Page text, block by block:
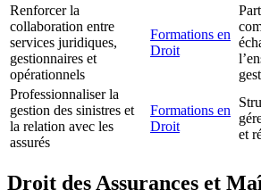
Renforcer la
collaboration entre
services juridiques,
gestionnaires et
opérationnels
Formations en
Droit
Professionnaliser la
gestion des sinistres et
la relation avec les
assurés
Formations en
Droit
et
Droit des Assurances et